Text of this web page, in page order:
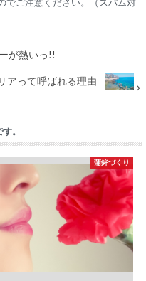
が熱いっ!!
アって呼ばれる理由
。
蒲鉾づくり